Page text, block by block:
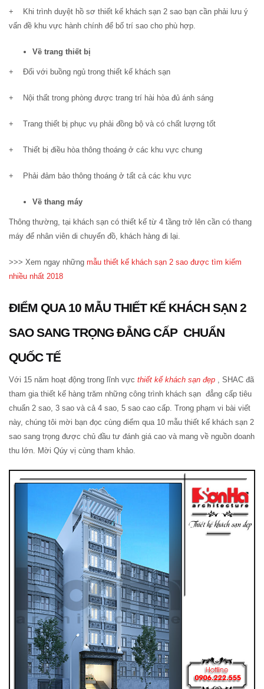
+ Khi trình duyệt hồ sơ thiết kế khách sạn 2 sao bạn cần phải lưu ý
vấn đề khu vực hành chính để bố trí sao cho phù hợp.
Về trang thiết bị
+ Đối với buồng ngủ trong thiết kế khách sạn
+ Nội thất trong phòng được trang trí hài hòa đủ ánh sáng
+ Trang thiết bị phục vụ phải đồng bộ và có chất lượng tốt
+ Thiết bị điều hòa thông thoáng ở các khu vực chung
+ Phải đảm bảo thông thoáng ở tất cả các khu vực
Về thang máy
Thông thường, tại khách sạn có thiết kế từ 4 tầng trở lên cần có thang
máy để nhân viên di chuyển đồ, khách hàng đi lại.
>>> Xem ngay những mẫu thiết kế khách sạn 2 sao được tìm kiếm
nhiều nhất 2018
ĐIỂM QUA 10 MẪU THIẾT KẾ KHÁCH SẠN 2
SAO SANG TRỌNG ĐẲNG CẤP CHUẨN
QUỐC TẾ
Với 15 năm hoạt động trong lĩnh vực thiết kế khách sạn đẹp , SHAC đã
tham gia thiết kế hàng trăm những công trình khách sạn đẳng cấp tiêu
chuẩn 2 sao, 3 sao và cả 4 sao, 5 sao cao cấp. Trong phạm vi bài viết
này, chúng tôi mời bạn đọc cùng điểm qua 10 mẫu thiết kế khách sạn 2
sao sang trọng được chủ đầu tư đánh giá cao và mang về nguồn doanh
thu lớn. Mời Qúy vị cùng tham khảo.